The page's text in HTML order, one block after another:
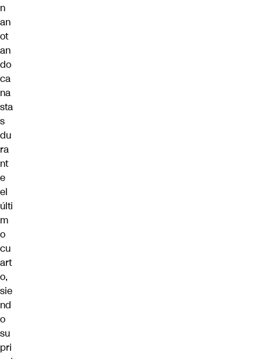
n
an
ot
an
do
ca
na
sta
s
du
ra
nt
e
el
últi
m
o
cu
art
o,
sie
nd
o
su
pri